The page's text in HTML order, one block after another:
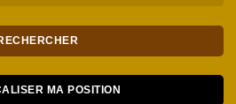
MA POSITION